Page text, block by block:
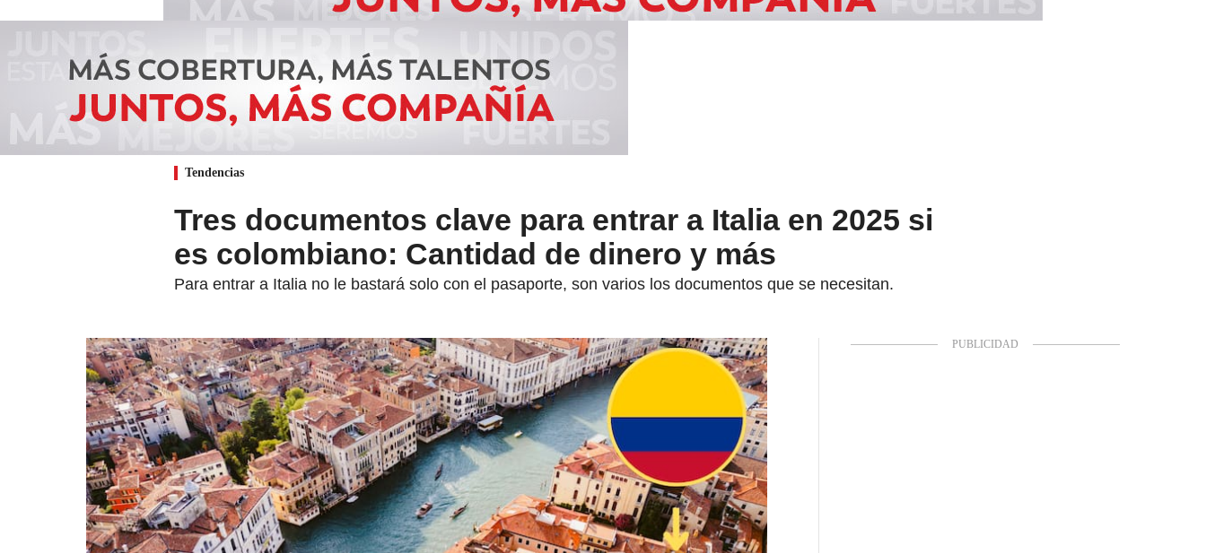
Tendencias
Tres documentos clave para entrar a Italia en 2025 si
es colombiano: Cantidad de dinero y más
Para entrar a Italia no le bastará solo con el pasaporte, son varios los documentos que se necesitan.